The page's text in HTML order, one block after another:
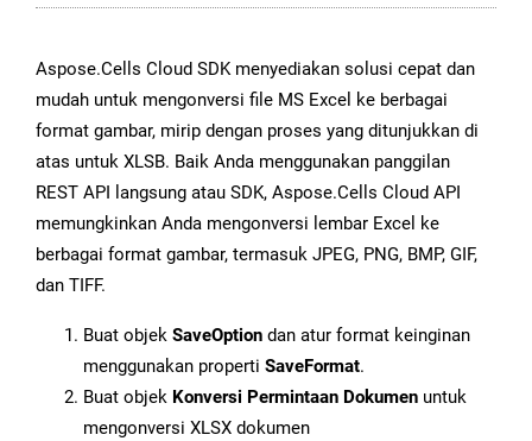
Aspose.Cells Cloud SDK menyediakan solusi cepat dan
mudah untuk mengonversi file MS Excel ke berbagai
format gambar, mirip dengan proses yang ditunjukkan di
atas untuk XLSB. Baik Anda menggunakan panggilan
REST API langsung atau SDK, Aspose.Cells Cloud API
memungkinkan Anda mengonversi lembar Excel ke
berbagai format gambar, termasuk JPEG, PNG, BMP, GIF,
dan TIFF.
Buat objek SaveOption dan atur format keinginan
menggunakan properti SaveFormat.
Buat objek Konversi Permintaan Dokumen untuk
mengonversi XLSX dokumen